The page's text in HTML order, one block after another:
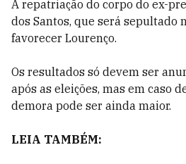
A repatriação do corpo do ex-
dos Santos, que será sepultado
favorecer Lourenço.
Os resultados só devem ser
após as eleições, mas em caso
demora pode ser ainda maior.
LEIA TAMBÉM: